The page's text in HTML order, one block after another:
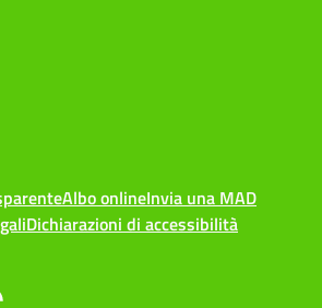
Albo onlineInvia una MAD
Dichiarazioni di accessibilità